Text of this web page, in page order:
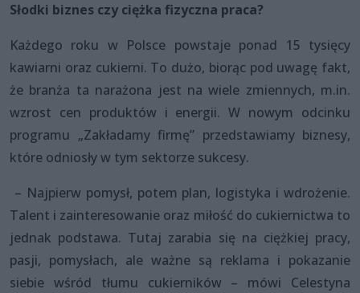
Słodki biznes czy ciężka fizyczna praca?
Każdego roku w Polsce powstaje ponad 15 tysięcy
kawiarni oraz cukierni. To dużo, biorąc pod uwagę fakt,
że branża ta narażona jest na wiele zmiennych, m.in.
wzrost cen produktów i energii. W nowym odcinku
programu „Zakładamy firmę” przedstawiamy biznesy,
które odniosły w tym sektorze sukcesy.
– Najpierw pomysł, potem plan, logistyka i wdrożenie.
Talent i zainteresowanie oraz miłość do cukiernictwa to
jednak podstawa. Tutaj zarabia się na ciężkiej pracy,
pasji, pomysłach, ale ważne są reklama i pokazanie
siebie wśród tłumu cukierników – mówi Celestyna